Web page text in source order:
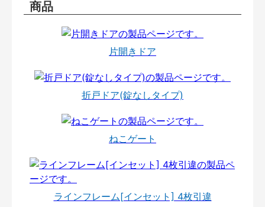
商品
片開きドア
折戸ドア(錠なしタイプ)
ねこゲート
ラインフレーム[インセット] 4枚引違